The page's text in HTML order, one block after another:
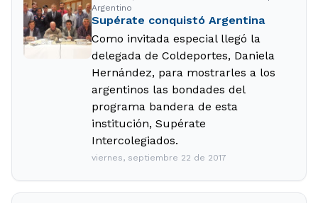
Argentino
Supérate conquistó Argentina
Como invitada especial llegó la
delegada de Coldeportes, Daniela
Hernández, para mostrarles a los
argentinos las bondades del
programa bandera de esta
institución, Supérate
Intercolegiados.
viernes, septiembre 22 de 2017